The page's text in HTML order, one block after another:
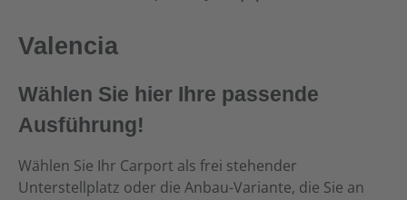
Valencia
Wählen Sie hier Ihre passende
Ausführung!
Wählen Sie Ihr Carport als frei stehender
Unterstellplatz oder die Anbau-Variante, die Sie an